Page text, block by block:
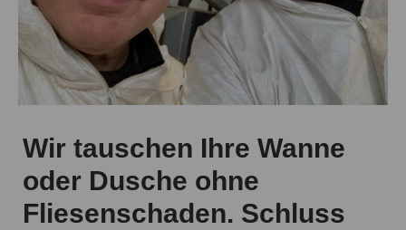
Wir tauschen Ihre Wanne
oder Dusche ohne
Fliesenschaden. Schluss